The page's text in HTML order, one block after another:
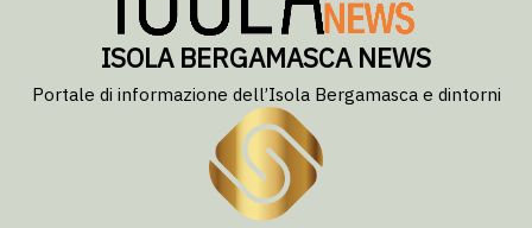
ISOLA BERGAMASCA NEWS
Portale di informazione dell’Isola Bergamasca e dintorni